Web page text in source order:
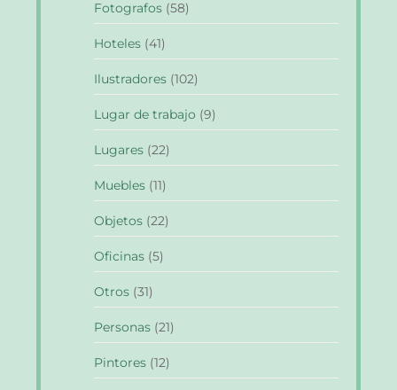
Fotografos (58)
Hoteles (41)
Ilustradores (102)
Lugar de trabajo (9)
Lugares (22)
Muebles (11)
Objetos (22)
Oficinas (5)
Otros (31)
Personas (21)
Pintores (12)